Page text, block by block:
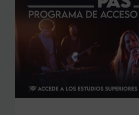
JAM FOUNDATION
INTERNATIONAL